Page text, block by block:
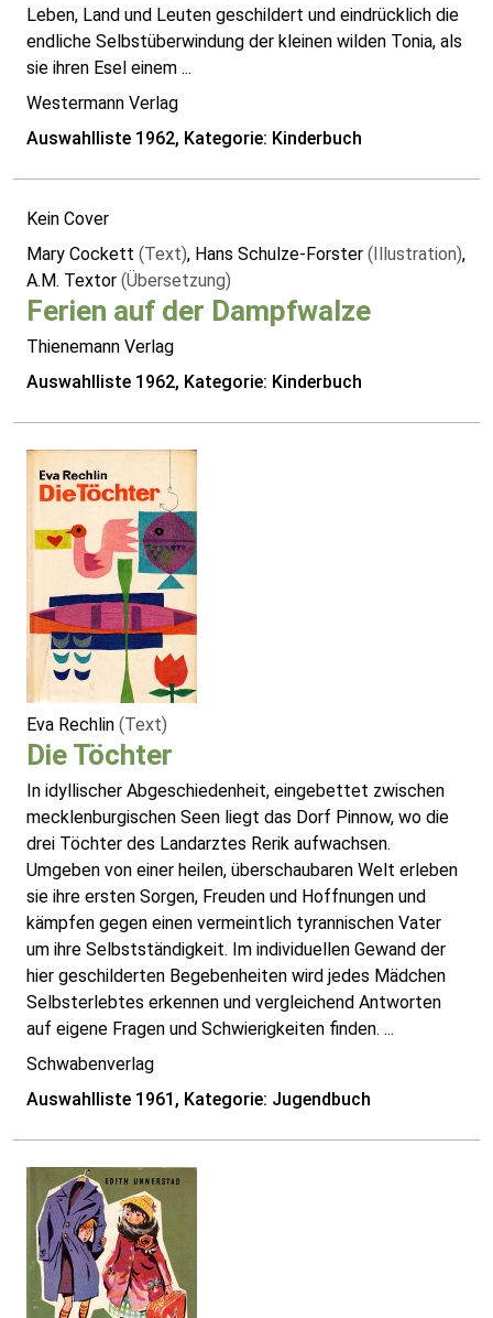
Leben, Land und Leuten geschildert und eindrücklich die
endliche Selbstüberwindung der kleinen wilden Tonia, als
sie ihren Esel einem ...
Westermann Verlag
Auswahlliste 1962, Kategorie: Kinderbuch
Kein Cover
Mary Cockett (Text), Hans Schulze-Forster (Illustration),
A.M. Textor (Übersetzung)
Ferien auf der Dampfwalze
Thienemann Verlag
Auswahlliste 1962, Kategorie: Kinderbuch
Eva Rechlin (Text)
Die Töchter
In idyllischer Abgeschiedenheit, eingebettet zwischen
mecklenburgischen Seen liegt das Dorf Pinnow, wo die
drei Töchter des Landarztes Rerik aufwachsen.
Umgeben von einer heilen, überschaubaren Welt erleben
sie ihre ersten Sorgen, Freuden und Hoffnungen und
kämpfen gegen einen vermeintlich tyrannischen Vater
um ihre Selbstständigkeit. Im individuellen Gewand der
hier geschilderten Begebenheiten wird jedes Mädchen
Selbsterlebtes erkennen und vergleichend Antworten
auf eigene Fragen und Schwierigkeiten finden. ...
Schwabenverlag
Auswahlliste 1961, Kategorie: Jugendbuch